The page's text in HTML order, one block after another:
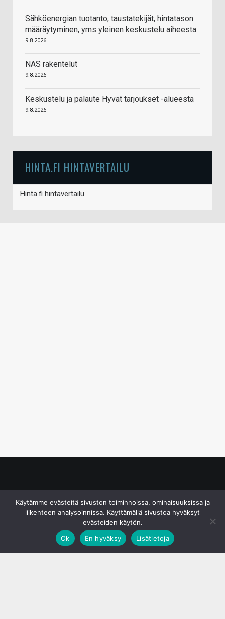
Sähköenergian tuotanto, taustatekijät, hintatason
määräytyminen, yms yleinen keskustelu aiheesta
9.8.2026
NAS rakentelut
9.8.2026
Keskustelu ja palaute Hyvät tarjoukset -alueesta
9.8.2026
HINTA.FI HINTAVERTAILU
Hinta.fi hintavertailu
Käytämme evästeitä sivuston toiminnoissa, ominaisuuksissa ja
liikenteen analysoinnissa. Käyttämällä sivustoa hyväksyt
evästeiden käytön.
Ok
En hyväksy Lisätietoja